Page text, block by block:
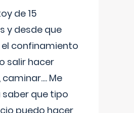
de 15
y desde que
confinamiento
salir hacer
Me
que tipo
puedo hacer